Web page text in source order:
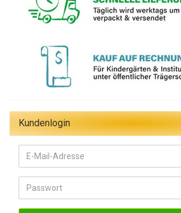
Kundenlogin
E-
Mail-
Adresse
Passwort